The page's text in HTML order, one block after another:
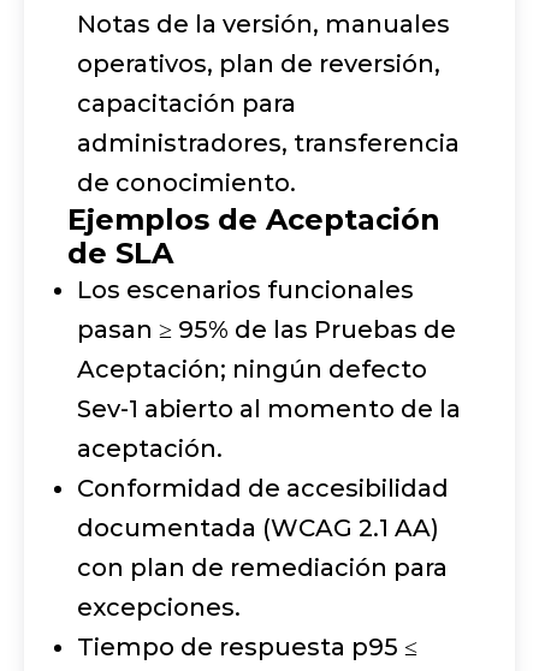
Notas de la versión, manuales
operativos, plan de reversión,
capacitación para
administradores, transferencia
de conocimiento.
Ejemplos de Aceptación
de SLA
Los escenarios funcionales
pasan ≥ 95% de las Pruebas de
Aceptación; ningún defecto
Sev-1 abierto al momento de la
aceptación.
Conformidad de accesibilidad
documentada (WCAG 2.1 AA)
con plan de remediación para
excepciones.
Tiempo de respuesta p95 ≤